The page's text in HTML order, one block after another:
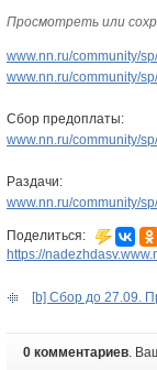
Просмотреть или
www.nn.ru/community/
www.nn.ru/community/
Сбор предоплаты:
www.nn.ru/community/
Раздачи:
www.nn.ru/community/
Поделиться:
https://
[b] Сбор до 27.09.
0 комментариев.